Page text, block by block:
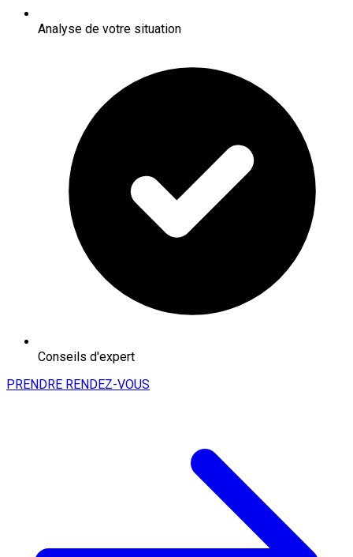
Analyse de votre situation
Conseils d'expert
PRENDRE RENDEZ-VOUS